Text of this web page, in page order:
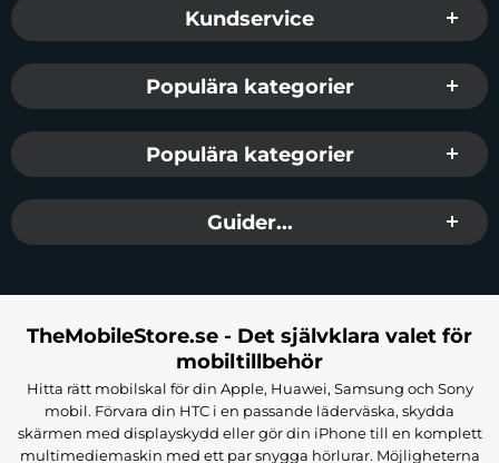
Kundservice
Populära kategorier
Populära kategorier
Guider...
TheMobileStore.se - Det självklara valet för
mobiltillbehör
Hitta rätt mobilskal för din Apple, Huawei, Samsung och Sony
mobil. Förvara din HTC i en passande läderväska, skydda
skärmen med displayskydd eller gör din iPhone till en komplett
multimediemaskin med ett par snygga hörlurar. Möjligheterna